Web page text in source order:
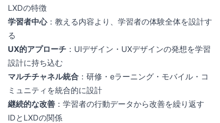
LXDの特徴
学習者中心：教える内容より、学習者の体験全体を設計す
る
UX的アプローチ ：UIデザイン・UXデザインの発想を学習
設計に持ち込む
マルチチャネル統合 ：研修・eラーニング・モバイル・コ
ミュニティを統合的に設計
継続的な改善 ：学習者の行動データから改善を繰り返す
IDとLXDの関係